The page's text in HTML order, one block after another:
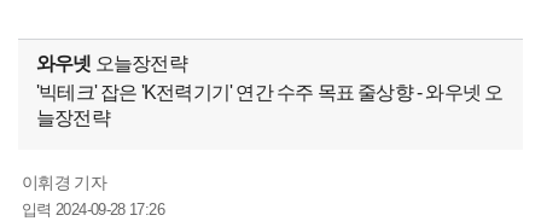
와우넷 오늘장전략
'빅테크' 잡은 'K전력기기' 연간 수주 목표 줄상향 - 와우넷 오
늘장전략
이휘경 기자
입력 2024-09-28 17:26